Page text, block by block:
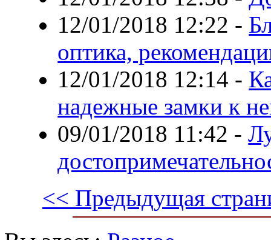
12/01/2018 12:22 -
оптика,
12/01/2018 12:14 -
надежные замки к
09/01/2018 11:42 -
<< Предыдущая